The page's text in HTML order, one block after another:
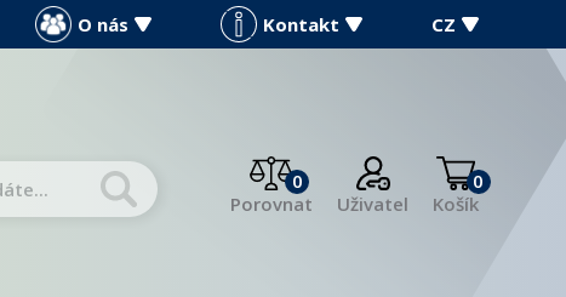
O nás Kontakt CZ
0
Porovnat
Uživatel
0
Košík